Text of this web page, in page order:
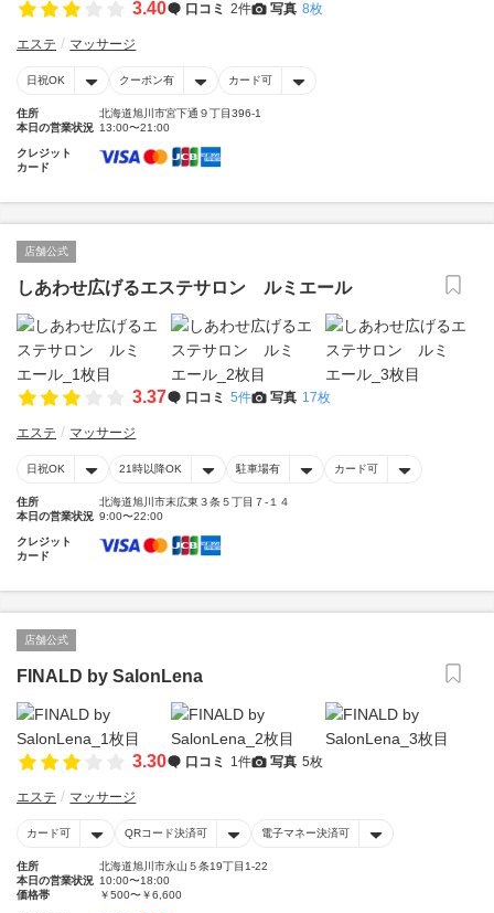
3.40 口コミ 2件 写真 8枚
エステ マッサージ
日祝OK クーポン有 カード可
住所
北海道旭川市宮下通９丁目396-1
本日の営業状況 13:00〜21:00
クレジット
カード
店舗公式
しあわせ広げるエステサロン ルミエール
3.37 口コミ 5件 写真 17枚
エステ マッサージ
日祝OK 21時以降OK 駐車場有 カード可
住所
北海道旭川市末広東３条５丁目７-１４
本日の営業状況 9:00〜22:00
クレジット
カード
店舗公式
FINALD by SalonLena
3.30 口コミ 1件 写真 5枚
エステ マッサージ
カード可 QRコード決済可 電子マネー決済可
住所
北海道旭川市永山５条19丁目1-22
本日の営業状況 10:00〜18:00
価格帯
￥500〜￥6,600